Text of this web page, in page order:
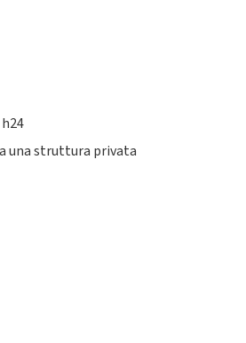
una struttura privata